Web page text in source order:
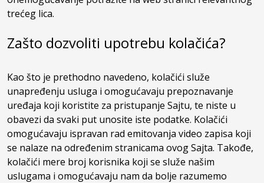
trećeg lica.
Zašto dozvoliti upotrebu kolačića?
Kao što je prethodno navedeno, kolačići služe
unapređenju usluga i omogućavaju prepoznavanje
uređaja koji koristite za pristupanje Sajtu, te niste u
obavezi da svaki put unosite iste podatke. Kolačići
omogućavaju ispravan rad emitovanja video zapisa koji
se nalaze na određenim stranicama ovog Sajta. Takođe,
kolačići mere broj korisnika koji se služe našim
uslugama i omogućavaju nam da bolje razumemo